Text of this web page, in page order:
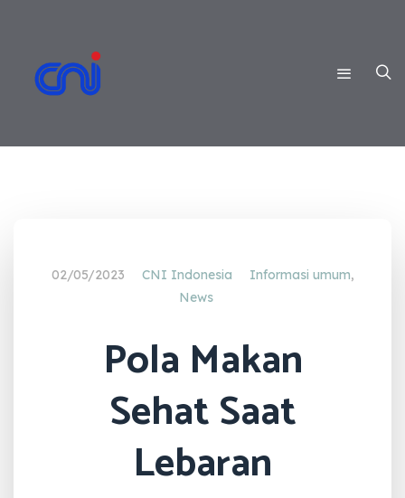
02/05/2023 CNI Indonesia Informasi umum,
News
Pola Makan
Sehat Saat
Lebaran